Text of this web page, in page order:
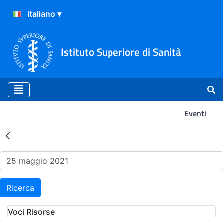
Istituto Superiore di Sanità
Eventi
Risultati della Ricerca -
Ricerca
Voci Risorse